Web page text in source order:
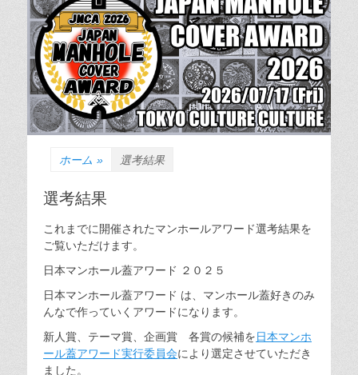
ホーム » 選考結果
選考結果
これまでに開催されたマンホールアワード選考結果を
ご覧いただけます。
日本マンホール蓋アワード ２０２５
日本マンホール蓋アワード は、マンホール蓋好きのみ
んなで作っていくアワードになります。
新人賞、テーマ賞、企画賞 各賞の候補を日本マンホ
ール蓋アワード実行委員会により選定させていただき
ました。